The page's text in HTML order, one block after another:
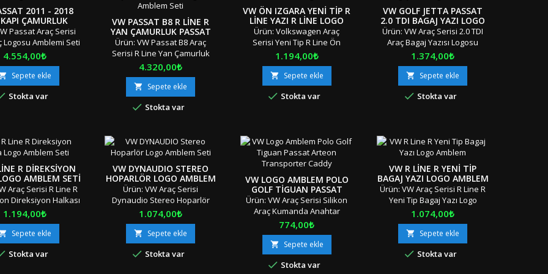
Her Yerine Aras
ile İndirimli...
Gönderi &amp; İndirimli Kargo
"" Türkiye'nin...
Ambalajında" "" Stok Ürünü
&amp; Aynı Gün &amp;...
Ambalajında" "" Stok...
2011 - 2018
ÇAMURLUK
AMBLEM SETI
Passat Araç Serisi
Logosu Amblemi Seti
Boyut: Standart
OEM Ürün/Çift
Uyumluluk: 2011
Tüm Sınıf ve
11 "Orjinal / Orijinal
İndirimli Kargo
Her Yerine Aras
ile İndirimli...
Fiyat
4.554,00₺
Sepete ekle
Stokta var
VW PASSAT B8 R LINE R
YAN ÇAMURLUK PASSAT
LOGO AMBLEM SETI
Ürün: VW Passat B8 Araç
Serisi R Line Yan Çamurluk
Logosu Amblemi Seti Adet:
4 Parça Boyut: Standart
Materyal: OEM Ürün / Çift
Taraflı Bant Uyumluluk: Tüm
Sınıf ve
"Orjinal / Orijinal Kutusunda /
Özel Ambalajında" "" Stok
Ürünü &amp; Aynı Gün &amp;
Hızlı Gönderi &amp; İndirimli
Kargo ""...
Fiyat
4.320,00₺
 Sepete ekle
 Stokta var
VW ÖN IZGARA YENI TIP R
LINE YAZI R LINE LOGO
AMBLEM
Ürün: Volkswagen Araç
Serisi Yeni Tip R Line Ön
Izgara R Yazısı Logosu
Amblemi Adet: Tek Parça
Boyut: Standart Materyal:
OEM Ürün/ 3M Çift Taraflı Bant
Uyumluluk: Tüm Sınıf ve
&amp; Aynı Gün &amp; Hızlı
Gönderi &amp; İndirimli Kargo
"" Türkiye'nin Her Yerine Aras
Kargo ile...
Fiyat
1.194,00₺
 Sepete ekle
 Stokta var
VW GOLF JETTA PASSAT
2.0 TDI BAGAJ YAZI LOGO
AMBLEM
Ürün: VW Araç Serisi 2.0 TDI
Araç Bagaj Yazısı Logosu
Amblemi Adet: Tek Parça
Boyut: Standart Materyal:
OEM Ürün/Çift Taraflı Bant
Uyumluluk: Tüm Sınıf ve
SerilerP1/11"Orjinal / Orijinal
Gönderi &amp; İndirimli Kargo
"" Türkiye'nin Her Yerine Aras
Kargo ile İndirimli Kargo
&amp;...
Fiyat
1.374,00₺
 Sepete ekle
 Stokta var
R DIREKSIYON
AMBLEM SETI
Araç Serisi R Line R
Direksiyon Halkası
Amblemi Seti Adet: 2
Boyut: Standart
OEM Ürün/Çift
Bant Uyumluluk: Tüm
SerilerR7/1"Orjinal /
Fiyat
1.194,00₺
Sepete ekle
Stokta var
VW DYNAUDIO STEREO
HOPARLÖR LOGO AMBLEM
SETI
Ürün: VW Araç Serisi
Dynaudio Stereo Hoparlör
Logo Amblem Seti Adet: 2
Parça Boyut: Standart / Yeni
Tip Küçük Boy Materyal: OEM
Ürün/Çift Taraflı Bant
Uyumluluk: Tüm Sınıf ve
Fiyat
1.074,00₺
 Sepete ekle
 Stokta var
VW LOGO AMBLEM POLO
GOLF TIGUAN PASSAT
ARTEON TRANSPORTER
CADDY ANAHTARLIK
ANAHTAR KUMANDA KABI
KORUMA KILIF
Ürün: VW Araç Serisi Silikon
Araç Kumanda Anahtar
Koruma Kabı Kılıfı Adet: 2
Parça (Silikon Kumanda Kabı +
Metal VW Logo) Boyut:
Standart Materyal: OEM Ürün
Uyumluluk: Tüm Sınıf ve
Fiyat
774,00₺
 Sepete ekle
 Stokta var
VW R LINE R YENI TIP
BAGAJ YAZI LOGO AMBLEM
Ürün: VW Araç Serisi R Line R
Yeni Tip Bagaj Yazı Logo
Amblem Adet: Tek Parça
Boyut: Standart Materyal:
OEM Ürün/Çift Taraflı Bant
Uyumluluk: Tüm Sınıf ve
SerilerR7/1"Orjinal / Orijinal
Fiyat
1.074,00₺
 Sepete ekle
 Stokta var